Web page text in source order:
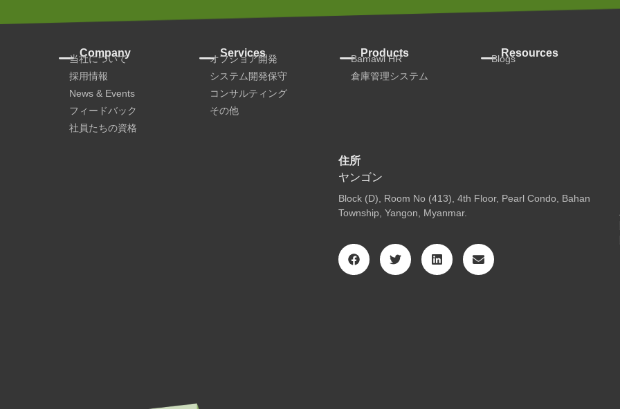
Company
当社について
採用情報
News & Events
フィードバック
社員たちの資格
Services
オフショア開発
システム開発保守
コンサルティング
その他
Products
Bamawl HR
倉庫管理システム
Resources
Blogs
住所
ヤンゴン
Block (D), Room No (413), 4th Floor, Pearl Condo, Bahan
Township, Yangon, Myanmar.